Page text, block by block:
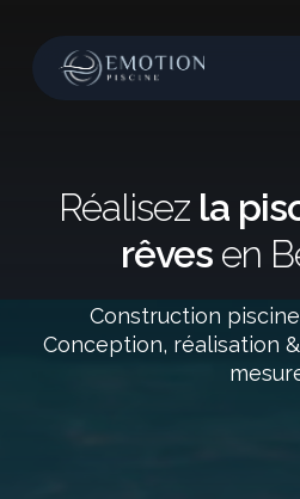
Réalisez la
rêvesen
Construction
Conception, réalisation